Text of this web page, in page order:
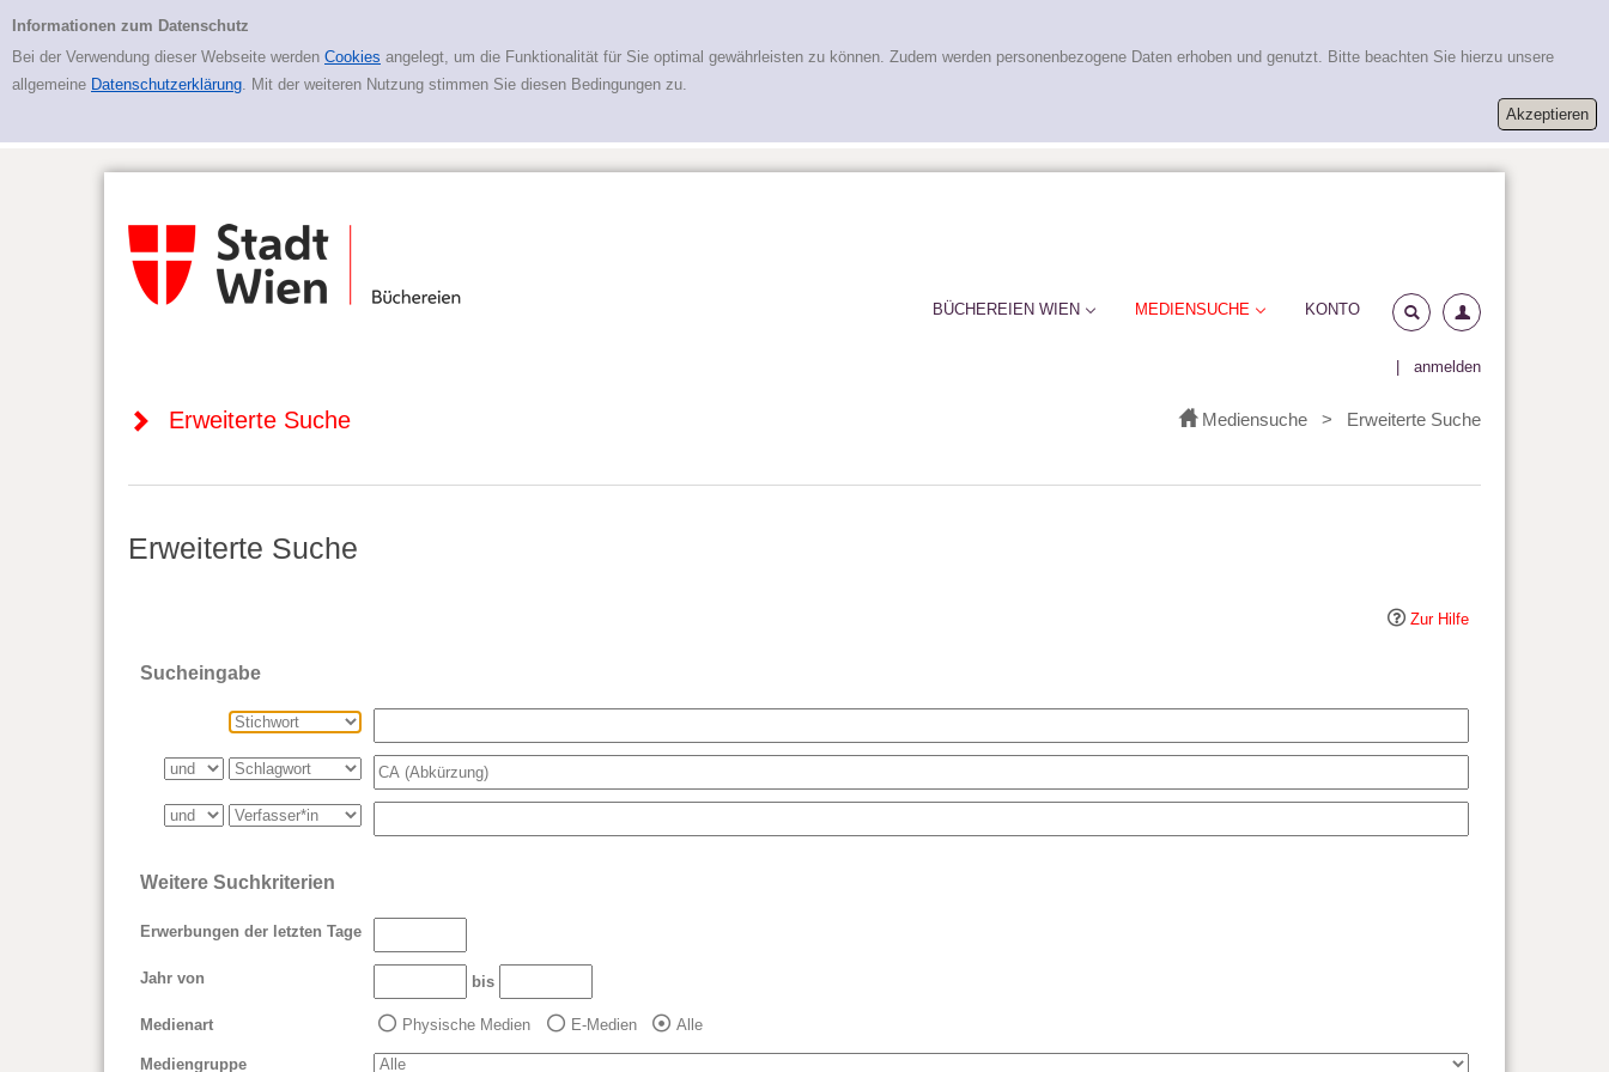
Erweiterte Suche
Informationen zum Datenschutz
Bei der Verwendung dieser Webseite werden Cookies angelegt, um die Funktionalität für Sie optimal gewährleisten zu können. Zudem werden personenbezogene Daten erhoben und genutzt. Bitte beachten Sie hierzu unsere
allgemeine Datenschutzerklärung. Mit der weiteren Nutzung stimmen Sie diesen Bedingungen zu.
anmelden
BÜCHEREIEN WIEN MEDIENSUCHE KONTO
Erweiterte Suche Mediensuche > Erweiterte Suche
Erweiterte Suche
Zur Hilfe
Sucheingabe
Weitere Suchkriterien
Erwerbungen der letzten Tage
Jahr von bis
Medienart Physische Medien E-Medien Alle
Mediengruppe